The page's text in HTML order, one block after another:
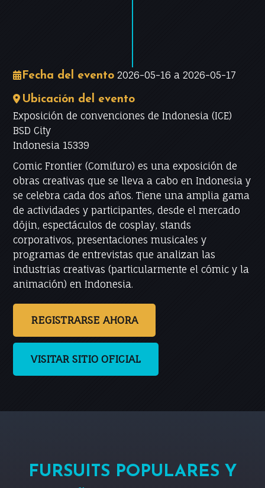
Fecha del evento 2026-05-16 a 2026-05-17
Ubicación del evento
Exposición de convenciones de Indonesia (ICE)
BSD City
Indonesia 15339
Comic Frontier (Comifuro) es una exposición de
obras creativas que se lleva a cabo en Indonesia y
se celebra cada dos años. Tiene una amplia gama
de actividades y participantes, desde el mercado
dōjin, espectáculos de cosplay, stands
corporativos, presentaciones musicales y
programas de entrevistas que analizan las
industrias creativas (particularmente el cómic y la
animación) en Indonesia.
REGISTRARSE AHORA
VISITAR SITIO OFICIAL
FURSUITS POPULARES Y